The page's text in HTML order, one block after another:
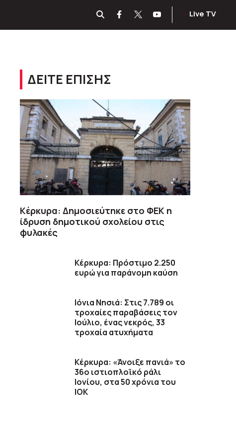
Live TV
ΔΕΙΤΕ ΕΠΙΣΗΣ
Κέρκυρα: Δημοσιεύτηκε στο ΦΕΚ η
ίδρυση δημοτικού σχολείου στις
φυλακές
Κέρκυρα: Πρόστιμο 2.250
ευρώ για παράνομη καύση
Ιόνια Νησιά: Στις 7.789 οι
τροχαίες παραβάσεις τον
Ιούλιο, ένας νεκρός, 33
τροχαία ατυχήματα
Κέρκυρα: «Άνοιξε πανιά» το
36ο ιστιοπλοϊκό ράλι
Ιονίου, στα 50 χρόνια του
ΙΟΚ